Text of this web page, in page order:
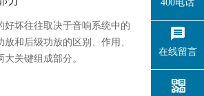
坏往往取决于音响系统中的
和后级功放的区别、作用、
关键组成部分。
400电话
在线留言